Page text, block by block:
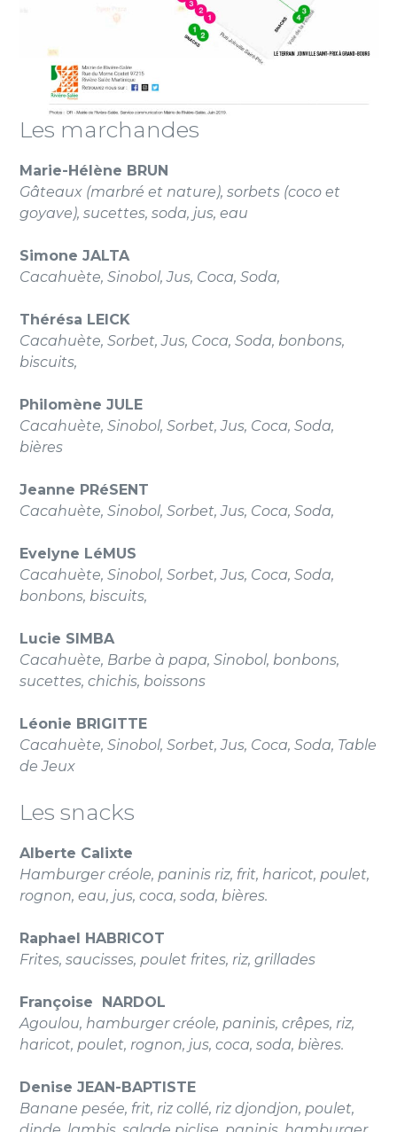
Les marchandes
Marie-Hélène BRUN
Gâteaux (marbré et nature), sorbets (coco et
goyave), sucettes, soda, jus, eau
Simone JALTA
Cacahuète, Sinobol, Jus, Coca, Soda,
Thérésa LEICK
Cacahuète, Sorbet, Jus, Coca, Soda, bonbons,
biscuits,
Philomène JULE
Cacahuète, Sinobol, Sorbet, Jus, Coca, Soda,
bières
Jeanne PRéSENT
Cacahuète, Sinobol, Sorbet, Jus, Coca, Soda,
Evelyne LéMUS
Cacahuète, Sinobol, Sorbet, Jus, Coca, Soda,
bonbons, biscuits,
Lucie SIMBA
Cacahuète, Barbe à papa, Sinobol, bonbons,
sucettes, chichis, boissons
Léonie BRIGITTE
Cacahuète, Sinobol, Sorbet, Jus, Coca, Soda, Table
de Jeux
Les snacks
Alberte Calixte
Hamburger créole, paninis riz, frit, haricot, poulet,
rognon, eau, jus, coca, soda, bières.
Raphael HABRICOT
Frites, saucisses, poulet frites, riz, grillades
Françoise NARDOL
Agoulou, hamburger créole, paninis, crêpes, riz,
haricot, poulet, rognon, jus, coca, soda, bières.
Denise JEAN-BAPTISTE
Banane pesée, frit, riz collé, riz djondjon, poulet,